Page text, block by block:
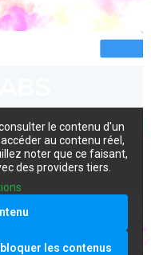
le contenu d'un
accéder au contenu réel,
noter que ce faisant,
des providers tiers.
les contenus